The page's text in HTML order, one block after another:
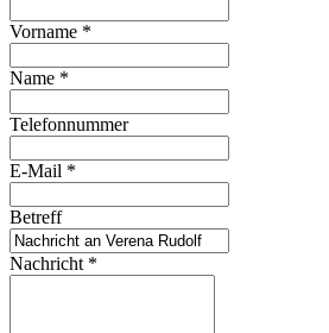
Vorname *
Name *
Telefonnummer
E-Mail *
Betreff
Nachricht *